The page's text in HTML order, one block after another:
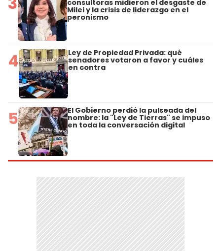
consultoras midieron el desgaste de
Milei y la crisis de liderazgo en el
peronismo
4 Ley de Propiedad Privada: qué
senadores votaron a favor y cuáles
en contra
5 El Gobierno perdió la pulseada del
nombre: la "Ley de Tierras" se impuso
en toda la conversación digital